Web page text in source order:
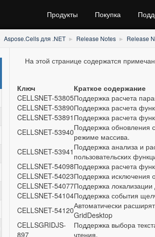
Продукты Покупка
Aspose.Cells для .NET Release Notes Release
На этой странице содержатся
Ключ Краткое содержание
CELLSNET-53805Поддержка расчета
CELLSNET-53890Поддержка расчета
CELLSNET-53891 Поддержка расчета
CELLSNET-53940Поддержка обновления
режиме массива.
CELLSNET-53941 Поддержка анализа и
пользовательских
CELLSNET-54098Поддержка расчета
CELLSNET-54023Поддержка исключения
CELLSNET-54077Поддержка
CELLSNET-54104Поддержка события
CELLSNET-54120Автоматически
GridDesktop
CELLSGRIDJS-
897
Поддержка выбора
чтения.